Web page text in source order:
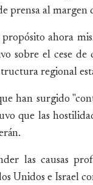
prensa al
ahora
sobre el cese
regional
han surgido
que las
las causas
Unidos e Israel